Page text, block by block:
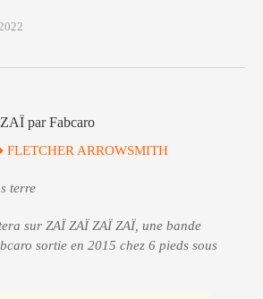
par Fabcaro
FLETCHER ARROWSMITH
terre
sur ZAÏ ZAÏ ZAÏ ZAÏ, une bande
sortie en 2015 chez 6 pieds sous
JP
Presse
Semic
xmen